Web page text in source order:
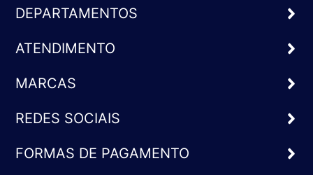
DEPARTAMENTOS
ATENDIMENTO
MARCAS
REDES SOCIAIS
FORMAS DE PAGAMENTO